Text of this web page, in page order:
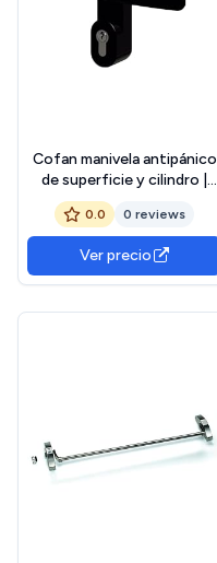
Cofan manivela antipánico
de superficie y cilindro |
Siempre cerrado | Con 3
llaves | Color negro
0.0 0 reviews
Ver precio